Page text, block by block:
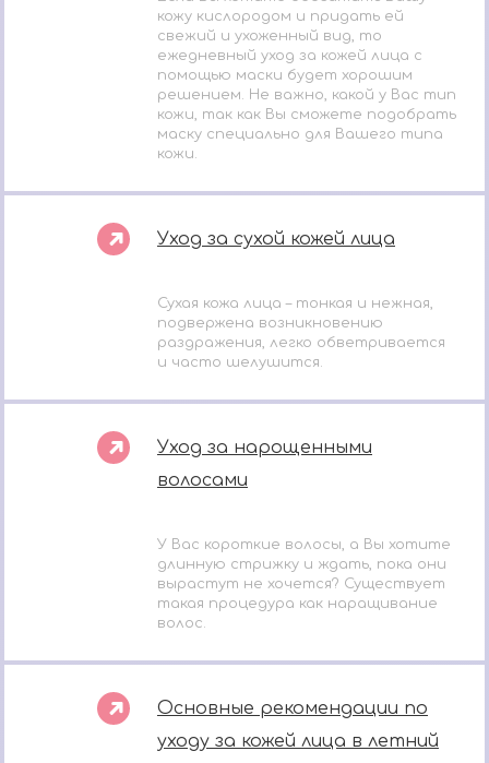
кожу кислородом и придать ей
свежий и ухоженный вид, то
ежедневный уход за кожей лица с
помощью маски будет хорошим
решением. Не важно, какой у Вас тип
кожи, так как Вы сможете подобрать
маску специально для Вашего типа
кожи.
Уход за сухой кожей лица
Сухая кожа лица – тонкая и нежная,
подвержена возникновению
раздражения, легко обветривается
и часто шелушится.
Уход за нарощенными
волосами
У Вас короткие волосы, а Вы хотите
длинную стрижку и ждать, пока они
вырастут не хочется? Существует
такая процедура как наращивание
волос.
Основные рекомендации по
уходу за кожей лица в летний